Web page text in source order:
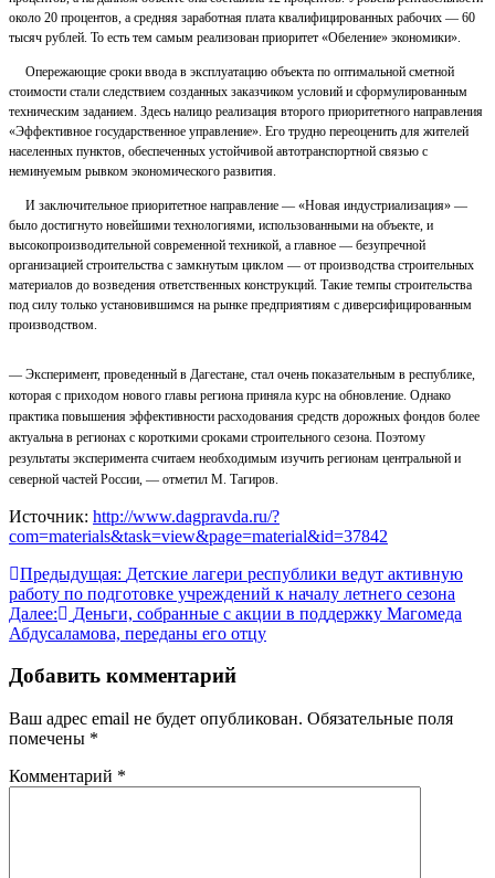
около 20 процентов, а средняя заработная плата квалифицированных рабочих — 60
тысяч рублей. То есть тем самым реализован приоритет «Обеление» экономики».
Опережающие сроки ввода в эксплуатацию объекта по оптимальной сметной
стоимости стали следствием созданных заказчиком условий и сформулированным
техническим заданием. Здесь налицо реализация второго приоритетного направления
«Эффективное государственное управление». Его трудно переоценить для жителей
населенных пунктов, обеспеченных устойчивой автотранспортной связью с
неминуемым рывком экономического развития.
И заключительное приоритетное направление — «Новая индустриализация» —
было достигнуто новейшими технологиями, использованными на объекте, и
высокопроизводительной современной техникой, а главное — безупречной
организацией строительства с замкнутым циклом — от производства строительных
материалов до возведения ответственных конструкций. Такие темпы строительства
под силу только установившимся на рынке предприятиям с диверсифицированным
производством.
— Эксперимент, проведенный в Дагестане, стал очень показательным в республике,
которая с приходом нового главы региона приняла курс на обновление. Однако
практика повышения эффективности расходования средств дорожных фондов более
актуальна в регионах с короткими сроками строительного сезона. Поэтому
результаты эксперимента считаем необходимым изучить регионам центральной и
северной частей России, — отметил М. Тагиров.
Источник: http://www.dagpravda.ru/?
com=materials&task=view&page=material&id=37842
Навигация
по
записям
Предыдущая: Детские лагери республики ведут активную
работу по подготовке учреждений к началу летнего сезона
Далее:
Деньги, собранные с акции в поддержку Магомеда
Абдусаламова, переданы его отцу
Добавить комментарий
Ваш адрес email не будет опубликован. Обязательные поля
помечены *
Комментарий *